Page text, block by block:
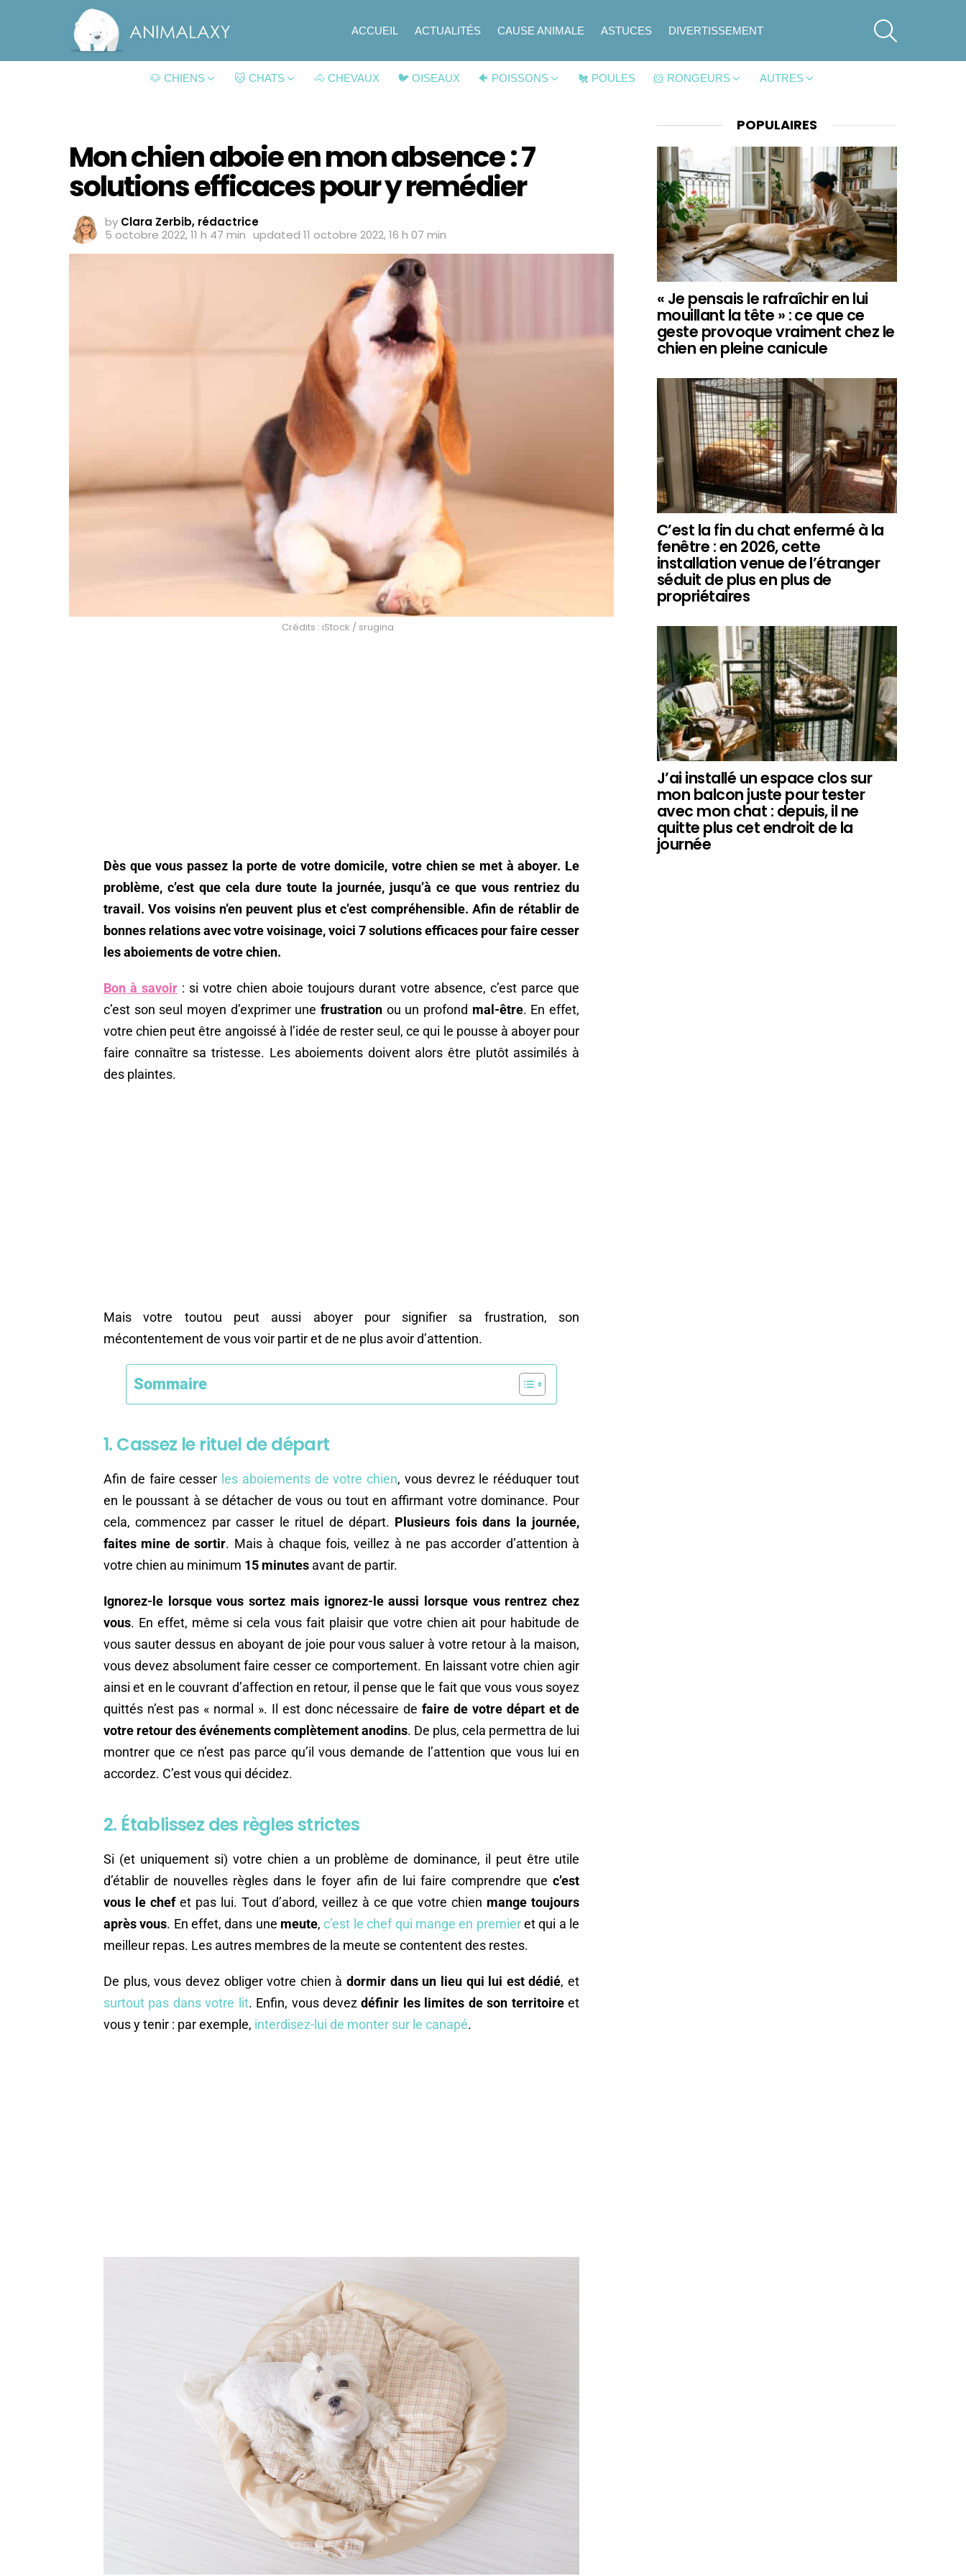
ACCUEIL ACTUALITÉS CAUSE ANIMALE ASTUCES DIVERTISSEMENT
🐶 CHIENS 🐱 CHATS 🐴 CHEVAUX 🐦 OISEAUX 🐠 POISSONS 🐔 POULES 🐹 RONGEURS AUTRES
Mon chien aboie en mon absence : 7
solutions efficaces pour y remédier
by Clara Zerbib, rédactrice
5 octobre 2022, 11 h 47 min updated 11 octobre 2022, 16 h 07 min
Crédits : iStock / srugina
Dès que vous passez la porte de votre domicile, votre chien se met à aboyer. Le
problème, c’est que cela dure toute la journée, jusqu’à ce que vous rentriez du
travail. Vos voisins n’en peuvent plus et c’est compréhensible. Afin de rétablir de
bonnes relations avec votre voisinage, voici 7 solutions efficaces pour faire cesser
les aboiements de votre chien.
Bon à savoir : si votre chien aboie toujours durant votre absence, c’est parce que
c’est son seul moyen d’exprimer une frustration ou un profond mal-être. En effet,
votre chien peut être angoissé à l’idée de rester seul, ce qui le pousse à aboyer pour
faire connaître sa tristesse. Les aboiements doivent alors être plutôt assimilés à
des plaintes.
Mais votre toutou peut aussi aboyer pour signifier sa frustration, son
mécontentement de vous voir partir et de ne plus avoir d’attention.
Sommaire
1. Cassez le rituel de départ
Afin de faire cesser les aboiements de votre chien, vous devrez le rééduquer tout
en le poussant à se détacher de vous ou tout en affirmant votre dominance. Pour
cela, commencez par casser le rituel de départ. Plusieurs fois dans la journée,
faites mine de sortir. Mais à chaque fois, veillez à ne pas accorder d’attention à
votre chien au minimum 15 minutes avant de partir.
Ignorez-le lorsque vous sortez mais ignorez-le aussi lorsque vous rentrez chez
vous. En effet, même si cela vous fait plaisir que votre chien ait pour habitude de
vous sauter dessus en aboyant de joie pour vous saluer à votre retour à la maison,
vous devez absolument faire cesser ce comportement. En laissant votre chien agir
ainsi et en le couvrant d’affection en retour, il pense que le fait que vous vous soyez
quittés n’est pas « normal ». Il est donc nécessaire defaire de votre départ et de
votre retour des événements complètement anodins. De plus, cela permettra de lui
montrer que ce n’est pas parce qu’il vous demande de l’attention que vous lui en
accordez. C’est vous qui décidez.
2. Établissez des règles strictes
Si (et uniquement si) votre chien a un problème de dominance, il peut être utile
d’établir de nouvelles règles dans le foyer afin de lui faire comprendre que c’est
vous le chefet pas lui. Tout d’abord, veillez à ce que votre chien mange toujours
après vous. En effet, dans une meute,c’est le chef qui mange en premieret qui a le
meilleur repas. Les autres membres de la meute se contentent des restes.
De plus, vous devez obliger votre chien à dormir dans un lieu qui lui est dédié, et
surtout pas dans votre lit. Enfin, vous devezdéfinir les limites de son territoireet
vous y tenir : par exemple, interdisez-lui de monter sur le canapé.
POPULAIRES
« Je pensais le rafraîchir en lui
mouillant la tête » : ce que ce
geste provoque vraiment chez le
chien en pleine canicule
C’est la fin du chat enfermé à la
fenêtre : en 2026, cette
installation venue de l’étranger
séduit de plus en plus de
propriétaires
J’ai installé un espace clos sur
mon balcon juste pour tester
avec mon chat : depuis, il ne
quitte plus cet endroit de la
journée